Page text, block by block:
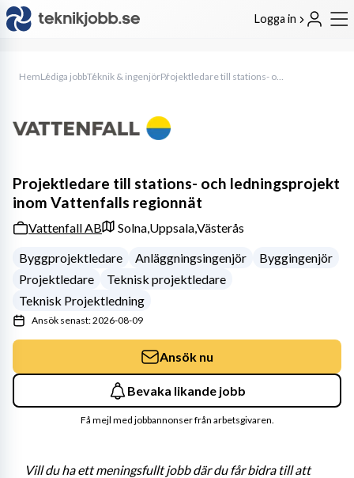
Logga in
HemLediga jobbTeknik & ingenjör Projektledare till stations- och ledningsprojekt inom Vattenfalls regionnät
Vill du ha ett meningsfullt jobb där du får bidra till att
Projektledare till stations- och ledningsprojekt
inom Vattenfalls regionnät
Vattenfall AB Solna,Uppsala,Västerås
Byggprojektledare
Anläggningsingenjör
Byggingenjör
Projektledare
Teknisk projektledare
Teknisk Projektledning
Ansök senast: 2026-08-09
Ansök nu
Bevaka likande jobb
Få mejl med jobbannonser från arbetsgivaren.